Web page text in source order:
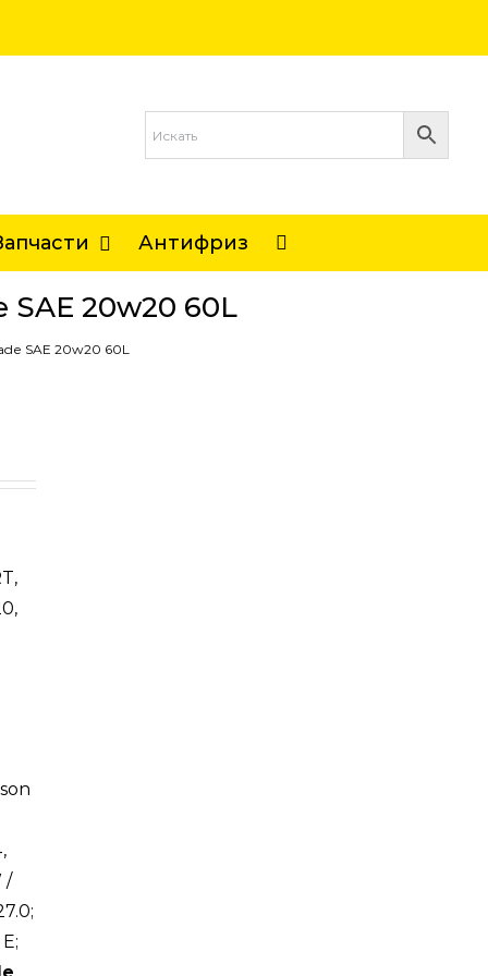
Антифриз
SAE 20w20 60L
SAE 20w20 60L
,
,
/